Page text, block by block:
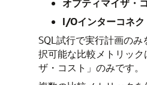
オプティマイザ・
I/Oインターコネク
SQL試行で実行計画の
択可能な比較メトリック
ザ・コスト」のみです。